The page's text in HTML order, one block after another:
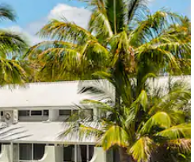
omlaag, óf door te tikken of swipen.